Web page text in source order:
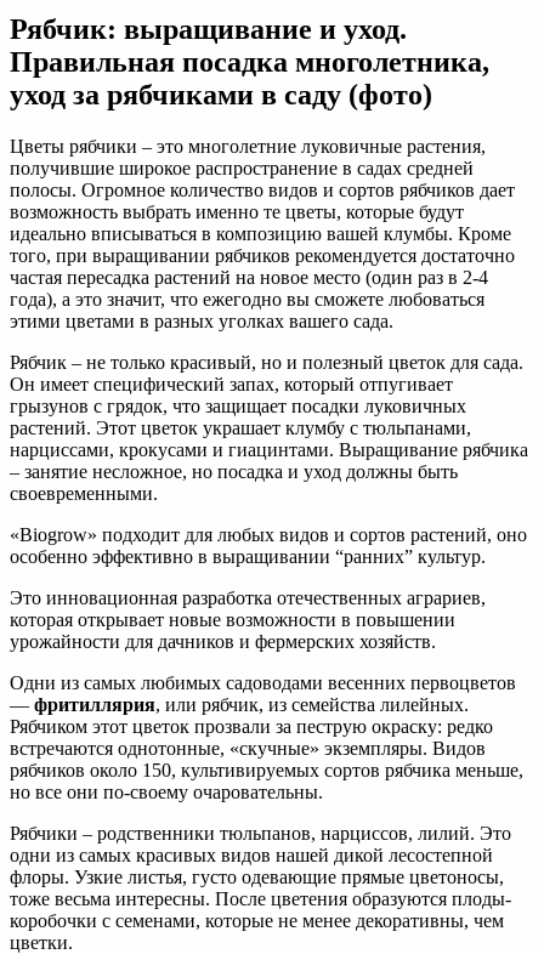
уход
Рябчик: выращивание и уход.
Правильная посадка многолетника,
уход за рябчиками в саду (фото)
Цветы рябчики – это многолетние луковичные растения,
получившие широкое распространение в садах средней
полосы. Огромное количество видов и сортов рябчиков дает
возможность выбрать именно те цветы, которые будут
идеально вписываться в композицию вашей клумбы. Кроме
того, при выращивании рябчиков рекомендуется достаточно
частая пересадка растений на новое место (один раз в 2-4
года), а это значит, что ежегодно вы сможете любоваться
этими цветами в разных уголках вашего сада.
Рябчик – не только красивый, но и полезный цветок для сада.
Он имеет специфический запах, который отпугивает
грызунов с грядок, что защищает посадки луковичных
растений. Этот цветок украшает клумбу с тюльпанами,
нарциссами, крокусами и гиацинтами. Выращивание рябчика
– занятие несложное, но посадка и уход должны быть
своевременными.
«Biogrow» подходит для любых видов и сортов растений, оно
особенно эффективно в выращивании “ранних” культур.
Это инновационная разработка отечественных аграриев,
которая открывает новые возможности в повышении
урожайности для дачников и фермерских хозяйств.
Одни из самых любимых садоводами весенних первоцветов
— фритиллярия, или рябчик, из семейства лилейных.
Рябчиком этот цветок прозвали за пеструю окраску: редко
встречаются однотонные, «скучные» экземпляры. Видов
рябчиков около 150, культивируемых сортов рябчика меньше,
но все они по-своему очаровательны.
Рябчики – родственники тюльпанов, нарциссов, лилий. Это
одни из самых красивых видов нашей дикой лесостепной
флоры. Узкие листья, густо одевающие прямые цветоносы,
тоже весьма интересны. После цветения образуются плоды-
коробочки с семенами, которые не менее декоративны, чем
цветки.